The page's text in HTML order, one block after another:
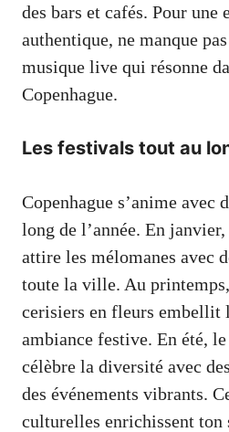
des bars et cafés. Pour une
authentique, ne manque
musique live qui résonne
Copenhague.
Les festivals tout au
Copenhague s’anime avec
long de l’année. En
attire les mélomanes avec
toute la ville. Au
cerisiers en fleurs embellit
ambiance festive. En été,
célèbre la diversité avec
des événements vibrants.
culturelles enrichissent ton